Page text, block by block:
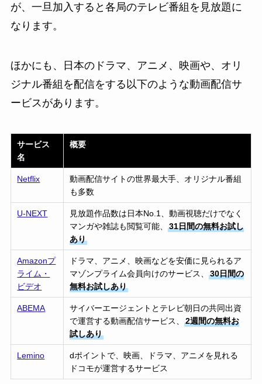
が、一旦加入すると各局のテレビ番組を見放題に
なります。
ほかにも、日本のドラマ、アニメ、映画や、オリ
ジナル番組を配信をする以下のような動画配信サ
ービスがあります。
サービス
名
概要
Netflix
動画配信サイトの世界最大手、オリジナル番組
も多数
U-NEXT
見放題作品数は日本No.1、動画視聴だけでなく
マンガや雑誌も閲覧可能、31日間の無料お試し
あり
Amazonプ
ライム・
ビデオ
ドラマ、アニメ、映画などを安価に見られるア
マゾンプライム会員向けのサービス、30日間の
無料お試しあり
ABEMA
サイバーエージェントとテレビ朝日の共同出資
で運営する動画配信サービス、2週間の無料お
試しあり
Lemino
dポイントで、映画、ドラマ、アニメを見れる
ドコモが運営するサービス